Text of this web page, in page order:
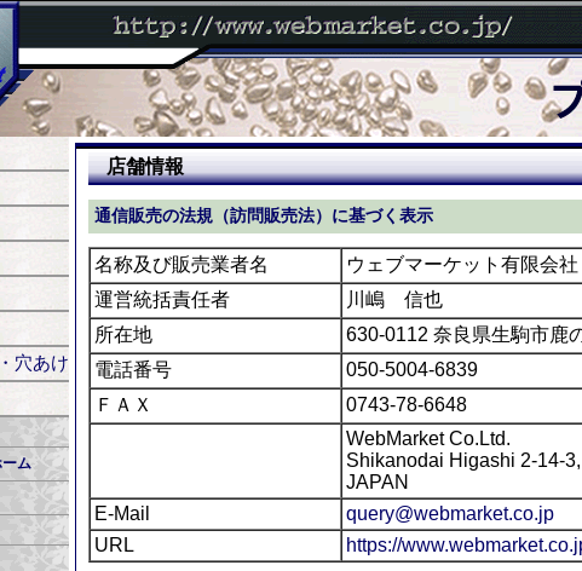
穴あけ
ム
店舗情報
通信販売の法規（訪問販売法）に基づく表示
名称及び販売業者名
ウェブマーケット有限会社
運営統括責任者
川嶋 信也
所在地
630-0112 奈良県生駒市鹿
電話番号
050-5004-6839
ＦＡＸ
0743-78-6648
WebMarket Co.Ltd.
Shikanodai Higashi 2-14-
JAPAN
E-Mail
query@webmarket.co.jp
URL
https://